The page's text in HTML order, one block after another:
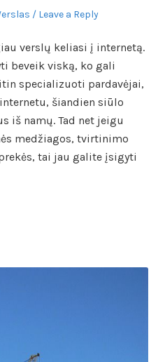
Leave a Reply
verslų keliasi į internetą.
beveik viską, ko gali
specializuoti pardavėjai,
šiandien siūlo
iš namų. Tad net jeigu
medžiagos, tvirtinimo
tai jau galite įsigyti